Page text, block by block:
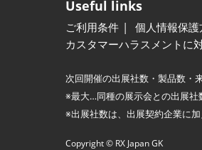
Useful links
ご利用条件 個人情報保護
カスタマーハラスメントに
次回開催の出展社数・製品数・
※最大…同種の展示会との出展社
※出展社数は、出展契約企業に
Copyright © RX Japan GK